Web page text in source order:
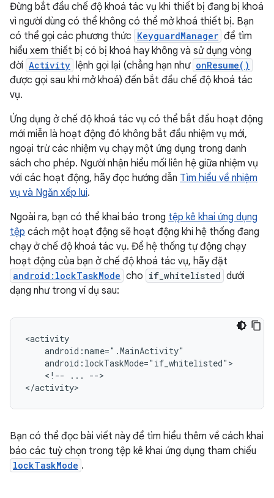
Đừng bắt đầu chế độ khoá tác vụ khi thiết bị đang bị khoá
vì người dùng có thể không có thể mở khoá thiết bị. Bạn
có thể gọi các phương thức KeyguardManager để tìm
hiểu xem thiết bị có bị khoá hay không và sử dụng vòng
đời Activity lệnh gọi lại (chẳng hạn như onResume()
được gọi sau khi mở khoá) đến bắt đầu chế độ khoá tác
vụ.
Ứng dụng ở chế độ khoá tác vụ có thể bắt đầu hoạt động
mới miễn là hoạt động đó không bắt đầu nhiệm vụ mới,
ngoại trừ các nhiệm vụ chạy một ứng dụng trong danh
sách cho phép. Người nhận hiểu mối liên hệ giữa nhiệm vụ
với các hoạt động, hãy đọc hướng dẫn Tìm hiểu về nhiệm
vụ và Ngăn xếp lui.
Ngoài ra, bạn có thể khai báo trong tệp kê khai ứng dụng
tệp cách một hoạt động sẽ hoạt động khi hệ thống đang
chạy ở chế độ khoá tác vụ. Để hệ thống tự động chạy
hoạt động của bạn ở chế độ khoá tác vụ, hãy đặt
android:lockTaskMode cho if_whitelisted dưới
dạng như trong ví dụ sau:
<!--
...
-->
Bạn có thể đọc bài viết này để tìm hiểu thêm về cách khai
báo các tuỳ chọn trong tệp kê khai ứng dụng tham chiếu
lockTaskMode .